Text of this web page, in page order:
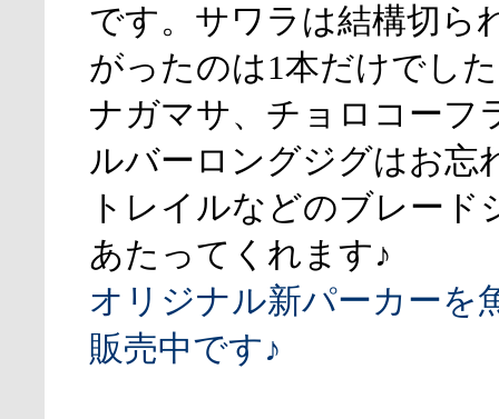
です。サワラは結構切ら
がったのは1本だけでし
ナガマサ、チョロコーフ
ルバーロングジグはお忘
トレイルなどのブレード
あたってくれます♪
オリジナル新パーカーを
販売中です♪